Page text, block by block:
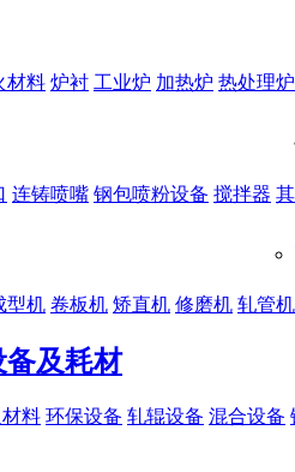
材料 炉衬 工业炉 加热炉 热处理炉
连铸喷嘴 钢包喷粉设备 搅拌器
型机 卷板机 矫直机 修磨机 轧管机
及耗材
料 环保设备 轧辊设备 混合设备